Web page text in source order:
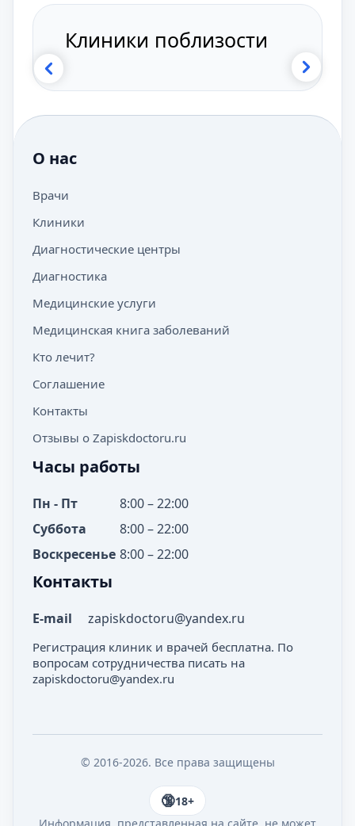
Клиники поблизости
О нас
Врачи
Клиники
Диагностические центры
Диагностика
Медицинские услуги
Медицинская книга заболеваний
Кто лечит?
Соглашение
Контакты
Отзывы о Zapiskdoctoru.ru
Часы работы
Пн - Пт
8:00 – 22:00
Суббота
8:00 – 22:00
Воскресенье 8:00 – 22:00
Контакты
E-mail zapiskdoctoru@yandex.ru
Регистрация клиник и врачей бесплатна. По
вопросам сотрудничества писать на
zapiskdoctoru@yandex.ru
© 2016-2026. Все права защищены
18+